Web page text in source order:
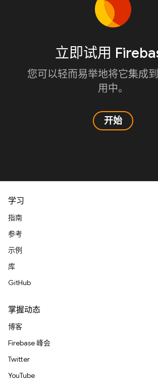
立即试用
您可以轻而易举地将它集成
用中。
开始
学习
指南
参考
示例
库
GitHub
掌握动态
博客
Firebase 峰会
Twitter
YouTube